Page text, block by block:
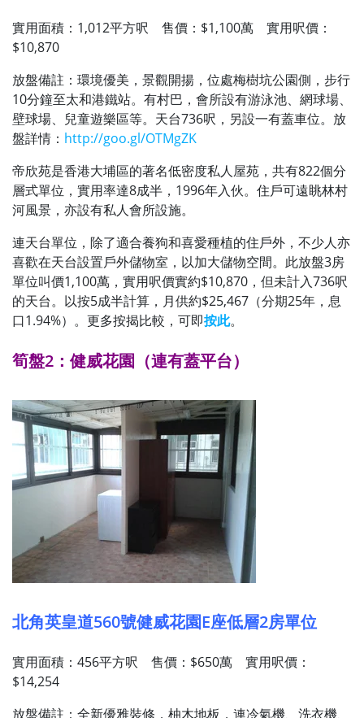
實用面積：1,012平方呎 售價：$1,100萬 實用呎價：
$10,870
放盤備註：環境優美，景觀開揚，位處梅樹坑公園側，步行
10分鐘至太和港鐵站。有村巴，會所設有游泳池、網球場、
壁球場、兒童遊樂區等。天台736呎，另設一有蓋車位。放
盤詳情： http://goo.gl/OTMgZK
帝欣苑是香港大埔區的著名低密度私人屋苑，共有822個分
層式單位，實用率達8成半，1996年入伙。住戶可遠眺林村
河風景，亦設有私人會所設施。
連天台單位，除了適合養狗和喜愛種植的住戶外，不少人亦
喜歡在天台設置戶外儲物室，以加大儲物空間。此放盤3房
單位叫價1,100萬，實用呎價實約$10,870，但未計入736呎
的天台。以按5成半計算，月供約$25,467（分期25年，息
口1.94%）。更多按揭比較，可即按此。
筍盤2：健威花園（連有蓋平台）
北角英皇道560號健威花園E座低層2房單位
實用面積：456平方呎 售價：$650萬 實用呎價：
$14,254
放盤備註：全新優雅裝修，柚木地板，連冷氣機、洗衣機、